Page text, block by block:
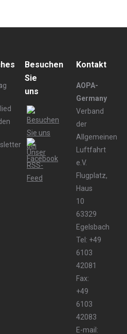
Besuchen
Sie
uns
Kontakt
AOPA-
Germany
Verband
der
Allgemeinen
Luftfahrt
e.V.
Flugplatz,
Haus
10
63329
Egelsbach
Tel: +49
6103
42081
Fax:
+49
6103
42083
E-mail: